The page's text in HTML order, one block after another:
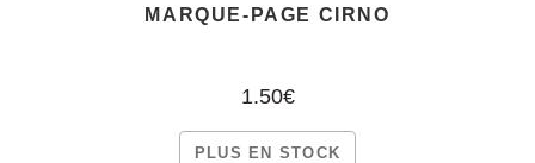
MARQUE-PAGE CIRNO
1.50€
PLUS EN STOCK